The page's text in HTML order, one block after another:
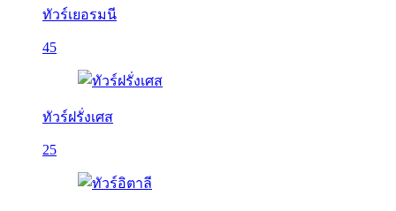
ทัวร์เยอรมนี
45
ทัวร์ฝรั่งเศส
25